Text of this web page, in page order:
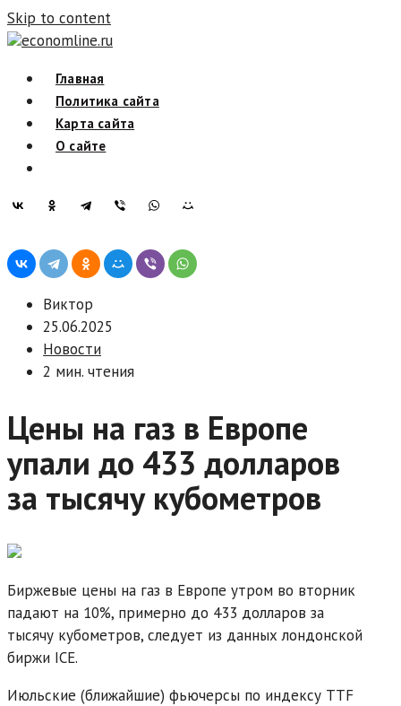
Skip to content
economline.ru
Главная
Политика сайта
Карта сайта
О сайте
Виктор
25.06.2025
Новости
2 мин. чтения
Цены на газ в Европе
упали до 433 долларов
за тысячу кубометров
Биржевые цены на газ в Европе утром во вторник
падают на 10%, примерно до 433 долларов за
тысячу кубометров, следует из данных лондонской
биржи ICE.
Июльские (ближайшие) фьючерсы по индексу TTF